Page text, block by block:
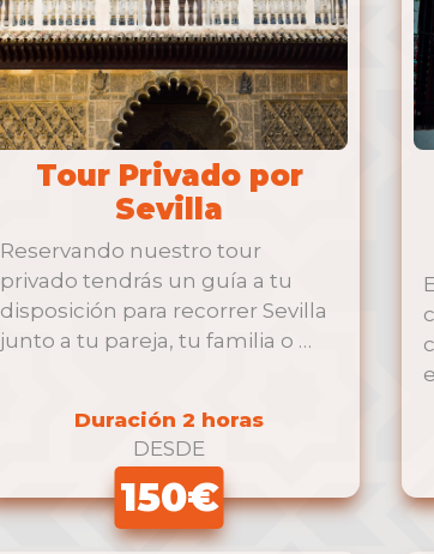
Tour Privado por
Sevilla
Reservando nuestro tour
privado tendrás un guía a tu
disposición para recorrer Sevilla
junto a tu pareja, tu familia o …
Duración 2 horas
DESDE
150€